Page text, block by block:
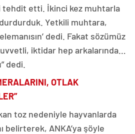
tehdit etti. İkinci kez muhtarla
Yetkili muhtara,
dedi. Fakat sözümüz
iktidar hep arkalarında…
dedi.
OTLAK
toz nedeniyle hayvanlarda
belirterek, ANKA’ya şöyle